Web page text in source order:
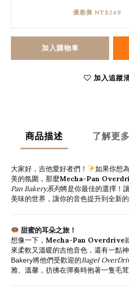
優惠價 NT$249
加入購物車
加入追蹤
商品描述 了解更多
大家好，吉他愛好者們！
如果你想
美的氛圍，那麼Mecha-Pan
Pan Bakery系列將是你最佳的選擇！
美味的世界，讓你的音色提升到全新的
甜蜜的耳朵之旅！
想像一下， Mecha-Pan Overdrive
來柔軟又溫暖的吉他音色，還有一點
Bakery將他們受歡迎的Bagel
雅、溫馨，彷彿在彈奏時抱著一隻毛茸